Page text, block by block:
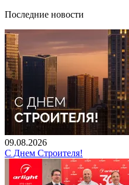
Последние новости
09.08.2026
С Днем Строителя!